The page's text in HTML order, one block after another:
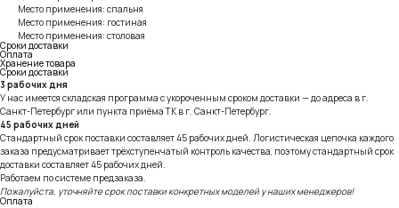
Место применения: спальня
Место применения: гостиная
Место применения: столовая
Сроки доставки
Оплата
Хранение товара
Сроки доставки
3 рабочих дня
У нас имеется складская программа с укороченным сроком доставки — до адреса в г.
Санкт-Петербург или пункта приёма ТК в г. Санкт-Петербург.
45 рабочих дней
Стандартный срок поставки составляет 45 рабочих дней. Логистическая цепочка каждого
заказа предусматривает трёхступенчатый контроль качества, поэтому стандартный срок
доставки составляет 45 рабочих дней.
Работаем по системе предзаказа.
Пожалуйста, уточняйте срок поставки конкретных моделей у наших менеджеров!
Оплата